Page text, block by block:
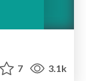
7 3.1k